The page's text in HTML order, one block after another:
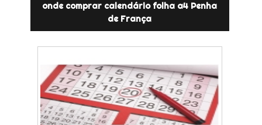
onde comprar calendário folha a4 Penha
de França